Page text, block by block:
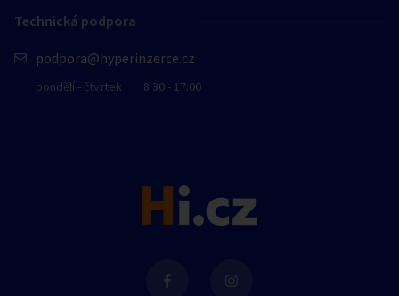
Technická podpora
podpora@hyperinzerce.cz
pondělí - čtvrtek 8:30 - 17:00